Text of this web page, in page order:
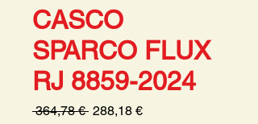
CASCO
SPARCO FLUX
RJ 8859-2024
364,78 € Prezzo
288,18 €Prezzo